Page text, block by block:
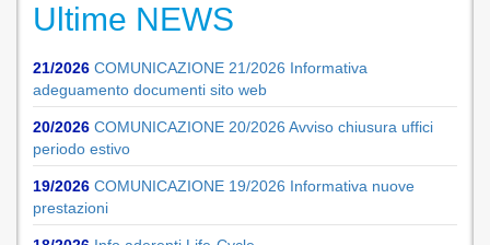
Ultime NEWS
21/2026 COMUNICAZIONE 21/2026 Informativa
adeguamento documenti sito web
20/2026 COMUNICAZIONE 20/2026 Avviso chiusura uffici
periodo estivo
19/2026 COMUNICAZIONE 19/2026 Informativa nuove
prestazioni